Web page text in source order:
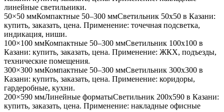
линейные светильники.
50×50 ммКомпактные 50–300 ммСветильник 50x50 в Казани:
купить, заказать, цена. Применение: точечная подсветка,
индикация, ниши.
100×100 ммКомпактные 50–300 ммСветильник 100x100 в
Казани: купить, заказать, цена. Применение: ЖКХ, подъезды,
технические помещения.
300×300 ммКомпактные 50–300 ммСветильник 300x300 в
Казани: купить, заказать, цена. Применение: коридоры,
гардеробные, кухни.
200×590 ммЛинейные форматыСветильник 200x590 в Казани:
купить, заказать, цена. Применение: накладные офисные